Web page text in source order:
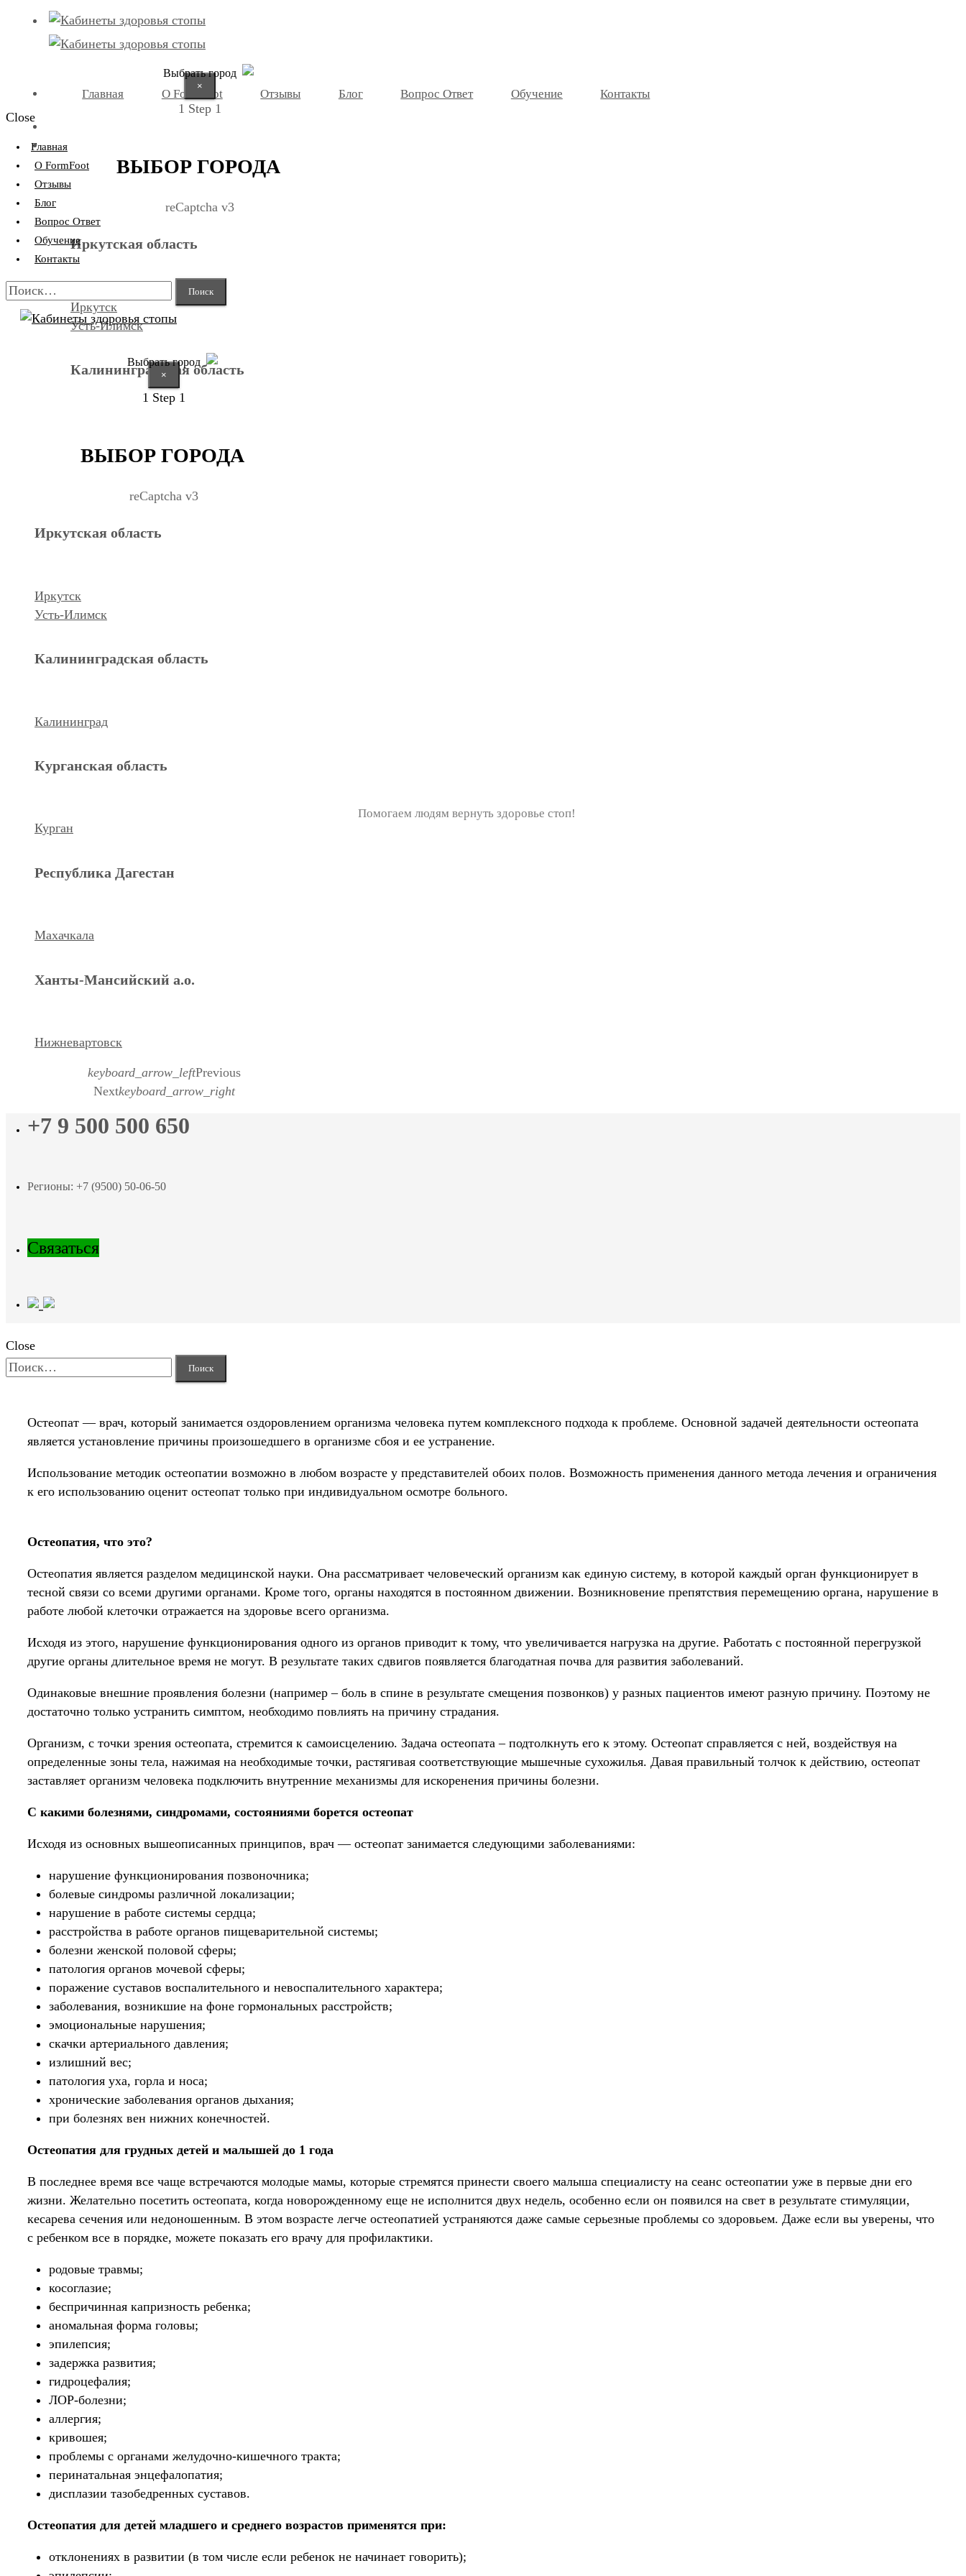
Выбрать город
×
1 Step 1
ВЫБОР ГОРОДА
reCaptcha v3
Иркутская область
Иркутск
Усть-Илимск
Калининградская область
Курган
Помогаем людям вернуть здоровье стоп!
Главная О FormFoot Отзывы Блог Вопрос Ответ Обучение Контакты
Close
Главная
О FormFoot
Отзывы
Блог
Вопрос Ответ
Обучение
Контакты
Найти:
Выбрать город
×
1 Step 1
ВЫБОР ГОРОДА
reCaptcha v3
Иркутская область
Иркутск
Усть-Илимск
Калининградская область
Калининград
Курганская область
Курган
Республика Дагестан
Махачкала
Ханты-Мансийский а.о.
Нижневартовск
keyboard_arrow_leftPrevious
Nextkeyboard_arrow_right
+7 9 500 500 650
Регионы: +7 (9500) 50-06-50
Связаться
Close
Найти:
Остеопат — врач, который занимается оздоровлением организма человека путем комплексного подхода к проблеме. Основной задачей деятельности остеопата
является установление причины произошедшего в организме сбоя и ее устранение.
Использование методик остеопатии возможно в любом возрасте у представителей обоих полов. Возможность применения данного метода лечения и ограничения
к его использованию оценит остеопат только при индивидуальном осмотре больного.
Остеопатия, что это?
Остеопатия является разделом медицинской науки. Она рассматривает человеческий организм как единую систему, в которой каждый орган функционирует в
тесной связи со всеми другими органами. Кроме того, органы находятся в постоянном движении. Возникновение препятствия перемещению органа, нарушение в
работе любой клеточки отражается на здоровье всего организма.
Исходя из этого, нарушение функционирования одного из органов приводит к тому, что увеличивается нагрузка на другие. Работать с постоянной перегрузкой
другие органы длительное время не могут. В результате таких сдвигов появляется благодатная почва для развития заболеваний.
Одинаковые внешние проявления болезни (например – боль в спине в результате смещения позвонков) у разных пациентов имеют разную причину. Поэтому не
достаточно только устранить симптом, необходимо повлиять на причину страдания.
Организм, с точки зрения остеопата, стремится к самоисцелению. Задача остеопата – подтолкнуть его к этому. Остеопат справляется с ней, воздействуя на
определенные зоны тела, нажимая на необходимые точки, растягивая соответствующие мышечные сухожилья. Давая правильный толчок к действию, остеопат
заставляет организм человека подключить внутренние механизмы для искоренения причины болезни.
С какими болезнями, синдромами, состояниями борется остеопат
Исходя из основных вышеописанных принципов, врач — остеопат занимается следующими заболеваниями:
нарушение функционирования позвоночника;
болевые синдромы различной локализации;
нарушение в работе системы сердца;
расстройства в работе органов пищеварительной системы;
болезни женской половой сферы;
патология органов мочевой сферы;
поражение суставов воспалительного и невоспалительного характера;
заболевания, возникшие на фоне гормональных расстройств;
эмоциональные нарушения;
скачки артериального давления;
излишний вес;
патология уха, горла и носа;
хронические заболевания органов дыхания;
при болезнях вен нижних конечностей.
Остеопатия для грудных детей и малышей до 1 года
В последнее время все чаще встречаются молодые мамы, которые стремятся принести своего малыша специалисту на сеанс остеопатии уже в первые дни его
жизни. Желательно посетить остеопата, когда новорожденному еще не исполнится двух недель, особенно если он появился на свет в результате стимуляции,
кесарева сечения или недоношенным. В этом возрасте легче остеопатией устраняются даже самые серьезные проблемы со здоровьем. Даже если вы уверены, что
с ребенком все в порядке, можете показать его врачу для профилактики.
родовые травмы;
косоглазие;
беспричинная капризность ребенка;
аномальная форма головы;
эпилепсия;
задержка развития;
гидроцефалия;
ЛОР-болезни;
аллергия;
кривошея;
проблемы с органами желудочно-кишечного тракта;
перинатальная энцефалопатия;
дисплазии тазобедренных суставов.
Остеопатия для детей младшего и среднего возрастов применятся при:
отклонениях в развитии (в том числе если ребенок не начинает говорить);